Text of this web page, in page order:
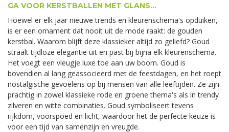
GA VOOR KERSTBALLEN MET GLANS...
Hoewel er elk jaar nieuwe trends en kleurenschema's opduiken,
is er een ornament dat nooit uit de mode raakt: de gouden
kerstbal. Waarom blijft deze klassieker altijd zo geliefd? Goud
straalt tijdloze elegantie uit en past bij bijna elk kleurenschema.
Het voegt een vleugje luxe toe aan uw boom. Goud is
bovendien al lang geassocieerd met de feestdagen, en het roept
nostalgische gevoelens op bij mensen van alle leeftijden. Ze zijn
prachtig in zowel klassieke rode en groene thema's als in trendy
zilveren en witte combinaties. Goud symboliseert tevens
rijkdom, voorspoed en licht, waardoor het de perfecte keuze is
voor een tijd van samenzijn en vreugde.